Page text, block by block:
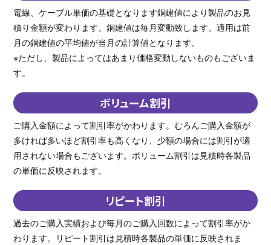
電線、ケーブル単価の基礎となります銅建値により製品のお見
積り金額が変わります。銅建値は毎月変動致します。適用は前
月の銅建値の平均値が当月の計算値となります。
※ただし、製品によってはあまり価格変動しないものもございま
す。
ボリューム割引
ご購入金額によって割引率がかわります。むろんご購入金額が
多ければ多いほど割引率も高くなり、少額の場合には割引が適
用されない場合もございます。ボリューム割引は見積時各製品
の単価に反映されます。
リピート割引
過去のご購入実績および毎月のご購入回数によって割引率がか
わります。リピート割引は見積時各製品の単価に反映されま